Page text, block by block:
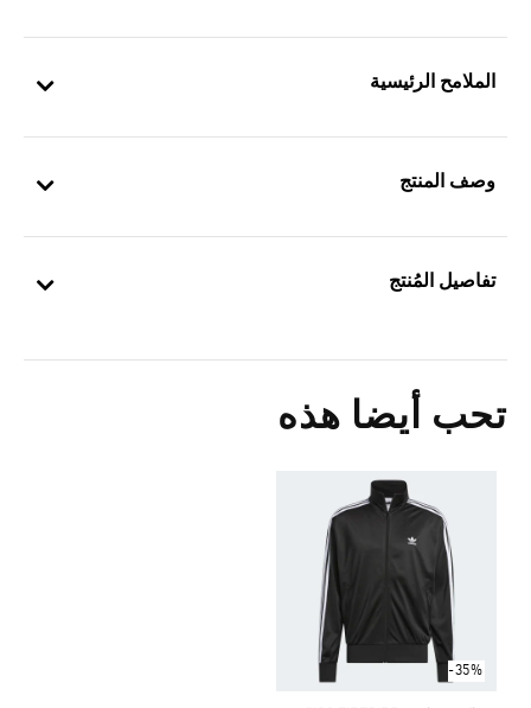
الملامح الرئيسية
وصف المنتج
تفاصيل المُنتج
تحب أيضا هذه
-35%